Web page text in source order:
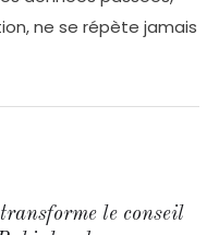
ne se répète jamais
le conseil